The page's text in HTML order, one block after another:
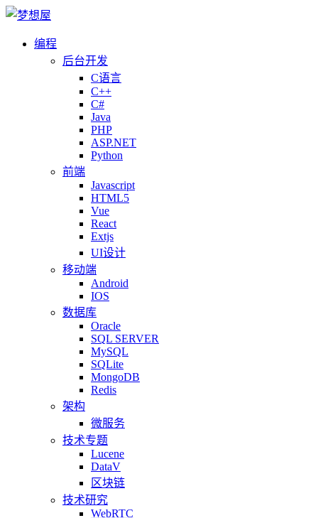
编程
后台开发
C语言
C++
C#
Java
PHP
ASP.NET
Python
前端
Javascript
HTML5
Vue
React
Extjs
UI设计
移动端
Android
IOS
数据库
Oracle
SQL SERVER
MySQL
SQLite
MongoDB
Redis
架构
微服务
技术专题
Lucene
DataV
区块链
技术研究
WebRTC